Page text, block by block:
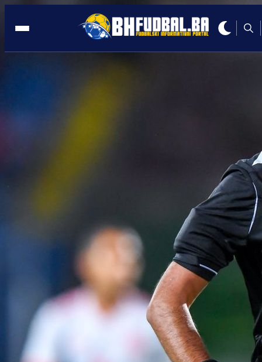
Irfan Peljto neće suditi naredna kola
WWin lige BiH!